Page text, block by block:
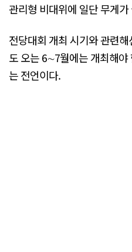
관리형 비대위에 일단 무게
전당대회 개최 시기와 관련
도 오는 6∼7월에는 개최해
는 전언이다.